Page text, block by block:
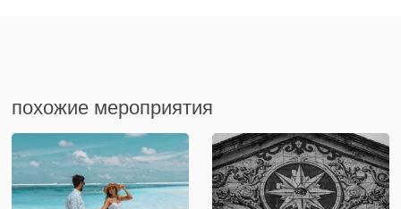
похожие мероприятия